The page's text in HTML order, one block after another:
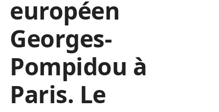
européen
Georges-
Pompidou à
Paris. Le